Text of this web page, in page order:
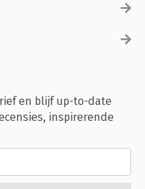
en blijf up-to-date
inspirerende